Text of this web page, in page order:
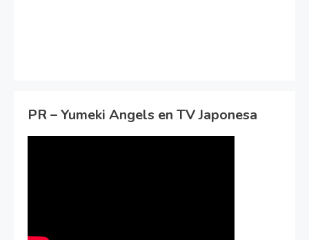
PR – Yumeki Angels en TV Japonesa